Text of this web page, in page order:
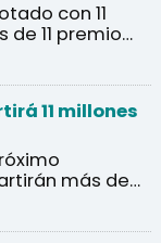
con 11
de 11 premios
11 millones
más de